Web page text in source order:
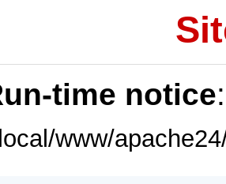
time notice
www/